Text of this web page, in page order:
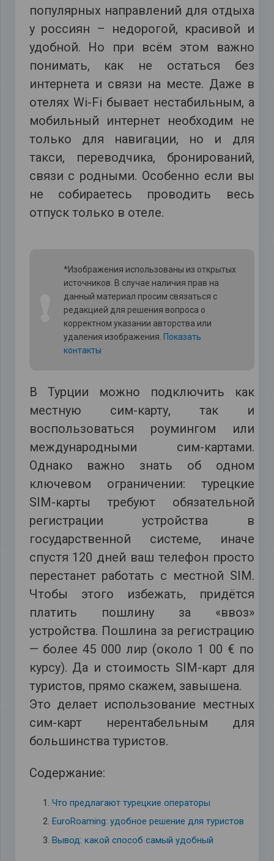
популярных направлений для отдыха
у россиян – недорогой, красивой и
удобной. Но при всём этом важно
понимать, как не остаться без
интернета и связи на месте. Даже в
отелях Wi-Fi бывает нестабильным, а
мобильный интернет необходим не
только для навигации, но и для
такси, переводчика, бронирований,
связи с родными. Особенно если вы
не собираетесь проводить весь
отпуск только в отеле.
*Изображения использованы из открытых
источников. В случае наличия прав на
данный материал просим связаться с
редакцией для решения вопроса о
корректном указании авторства или
удаления изображения. Показать
контакты
В Турции можно подключить как
местную сим-карту, так и
воспользоваться роумингом или
международными сим-картами.
Однако важно знать об одном
ключевом ограничении: турецкие
SIM-карты требуют обязательной
регистрации устройства в
государственной системе, иначе
спустя 120 дней ваш телефон просто
перестанет работать с местной SIM.
Чтобы этого избежать, придётся
платить пошлину за «ввоз»
устройства. Пошлина за регистрацию
— более 45 000 лир (около 1 00 € по
курсу). Да и стоимость SIM-карт для
туристов, прямо скажем, завышена.
Это делает использование местных
сим-карт нерентабельным для
большинства туристов.
Содержание:
Что предлагают турецкие операторы
EuroRoaming: удобное решение для туристов
Вывод: какой способ самый удобный